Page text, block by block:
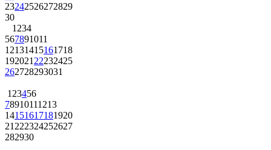
23242526272829
30
1 234
567891011
12131415161718
192021 22232425
262728293031
1 23456
78910111213
14151617181920
21 222324252627
282930